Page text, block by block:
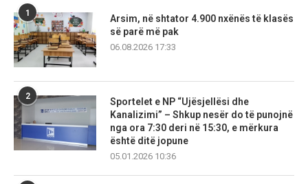
1
Arsim, në shtator 4.900 nxënës të klasës
së parë më pak
06.08.2026 17:33
2
Sportelet e NP “Ujësjellësi dhe
Kanalizimi” – Shkup nesër do të punojnë
nga ora 7:30 deri në 15:30, e mërkura
është ditë jopune
05.01.2026 10:36